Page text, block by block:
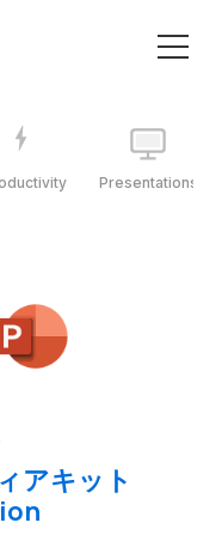
Presentations
アキット